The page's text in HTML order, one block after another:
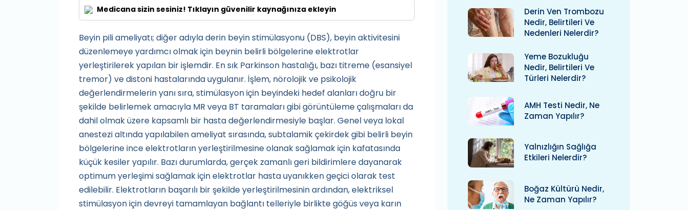
Medicana sizin sesiniz! Tıklayın güvenilir kaynağınıza ekleyin
Beyin pili ameliyatı; diğer adıyla derin beyin stimülasyonu (DBS), beyin aktivitesini
düzenlemeye yardımcı olmak için beynin belirli bölgelerine elektrotlar
yerleştirilerek yapılan bir işlemdir. En sık Parkinson hastalığı, bazı titreme (esansiyel
tremor) ve distoni hastalarında uygulanır. İşlem, nörolojik ve psikolojik
değerlendirmelerin yanı sıra, stimülasyon için beyindeki hedef alanları doğru bir
şekilde belirlemek amacıyla MR veya BT taramaları gibi görüntüleme çalışmaları da
dahil olmak üzere kapsamlı bir hasta değerlendirmesiyle başlar. Genel veya lokal
anestezi altında yapılabilen ameliyat sırasında, subtalamik çekirdek gibi belirli beyin
bölgelerine ince elektrotların yerleştirilmesine olanak sağlamak için kafatasında
küçük kesiler yapılır. Bazı durumlarda, gerçek zamanlı geri bildirimlere dayanarak
optimum yerleşimi sağlamak için elektrotlar hasta uyanıkken geçici olarak test
edilebilir. Elektrotların başarılı bir şekilde yerleştirilmesinin ardından, elektriksel
stimülasyon için devreyi tamamlayan bağlantı telleriyle birlikte göğüs veya karın
Derin Ven Trombozu
Nedir, Belirtileri Ve
Nedenleri Nelerdir?
Yeme Bozukluğu
Nedir, Belirtileri Ve
Türleri Nelerdir?
AMH Testi Nedir, Ne
Zaman Yapılır?
Yalnızlığın Sağlığa
Etkileri Nelerdir?
Boğaz Kültürü Nedir,
Ne Zaman Yapılır?